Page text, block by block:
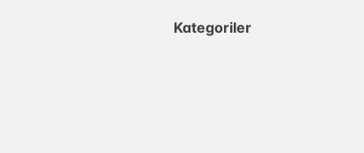
Kategoriler